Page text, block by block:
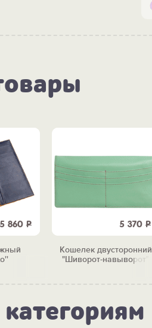
860 Р 5 370 Р
Кошелек двусторонний
"Шиворот-навыворот"